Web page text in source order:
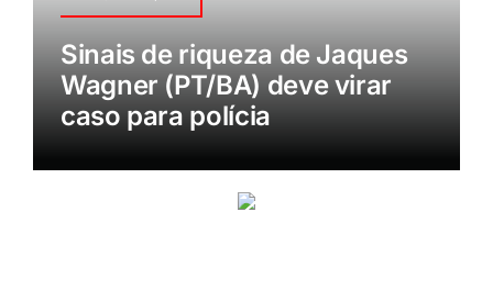
Sinais de riqueza de Jaques
Wagner (PT/BA) deve virar
caso para polícia